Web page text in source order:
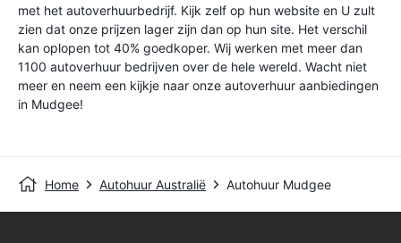
met het autoverhuurbedrijf. Kijk zelf op hun website en U zult
zien dat onze prijzen lager zijn dan op hun site. Het verschil
kan oplopen tot 40% goedkoper. Wij werken met meer dan
1100 autoverhuur bedrijven over de hele wereld. Wacht niet
meer en neem een kijkje naar onze autoverhuur aanbiedingen
in Mudgee!
Home Autohuur Australië Autohuur Mudgee